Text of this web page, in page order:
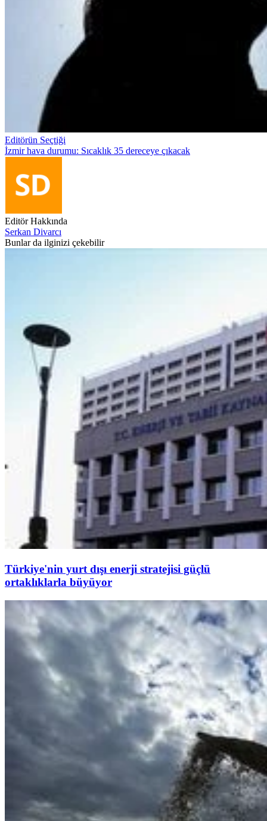
Editörün Seçtiği
İzmir hava durumu: Sıcaklık 35 dereceye çıkacak
Editör Hakkında
Serkan Divarcı
Bunlar da ilginizi çekebilir
Türkiye'nin yurt dışı enerji stratejisi güçlü
ortaklıklarla büyüyor